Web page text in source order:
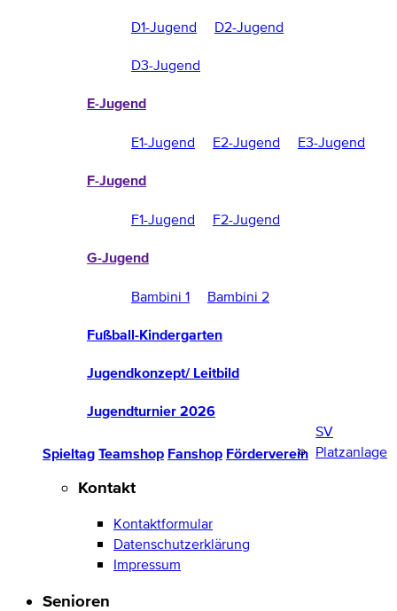
D1-Jugend
D2-Jugend
D3-Jugend
E-Jugend
E1-Jugend E2-Jugend E3-Jugend
F-Jugend
F1-Jugend F2-Jugend
G-Jugend
Bambini 1 Bambini 2
Fußball-Kindergarten
Jugendkonzept/ Leitbild
Jugendturnier 2026
Spieltag Teamshop Fanshop Förderverein
SV
Platzanlage
Kontakt
Kontaktformular
Datenschutzerklärung
Impressum
Senioren